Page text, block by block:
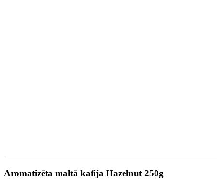
Aromatizēta maltā kafija Hazelnut 250g